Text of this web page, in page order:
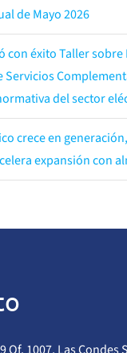
de Mayo 2026
con éxito Taller
Servicios
del sector
crece en
expansión con